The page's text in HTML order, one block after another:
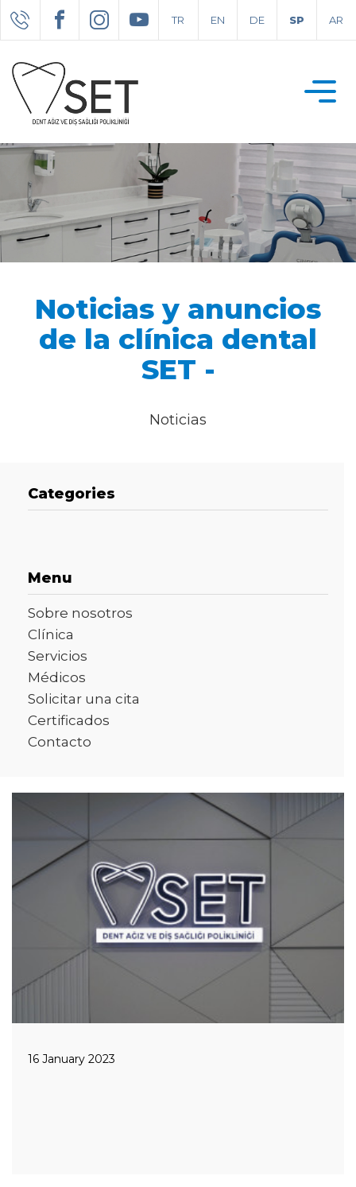
TR EN DE SP AR
Noticias y anuncios
de la clínica dental
SET -
Noticias
Categories
Menu
Sobre nosotros
Clínica
Servicios
Médicos
Solicitar una cita
Certificados
Contacto
16 January 2023